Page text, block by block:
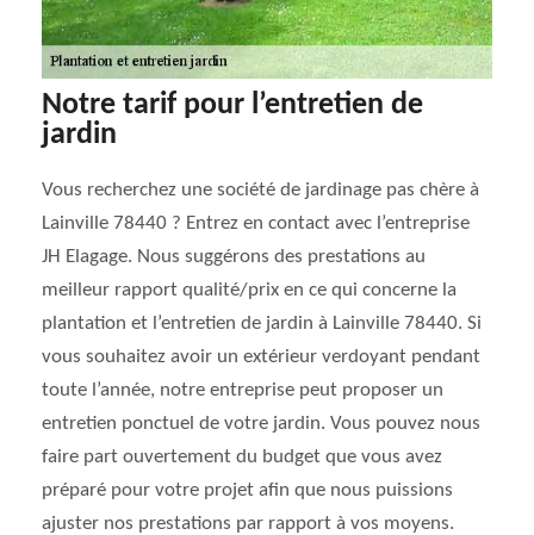
Notre tarif pour l’entretien de
jardin
Vous recherchez une société de jardinage pas chère à
Lainville 78440 ? Entrez en contact avec l’entreprise
JH Elagage. Nous suggérons des prestations au
meilleur rapport qualité/prix en ce qui concerne la
plantation et l’entretien de jardin à Lainville 78440. Si
vous souhaitez avoir un extérieur verdoyant pendant
toute l’année, notre entreprise peut proposer un
entretien ponctuel de votre jardin. Vous pouvez nous
faire part ouvertement du budget que vous avez
préparé pour votre projet afin que nous puissions
ajuster nos prestations par rapport à vos moyens.